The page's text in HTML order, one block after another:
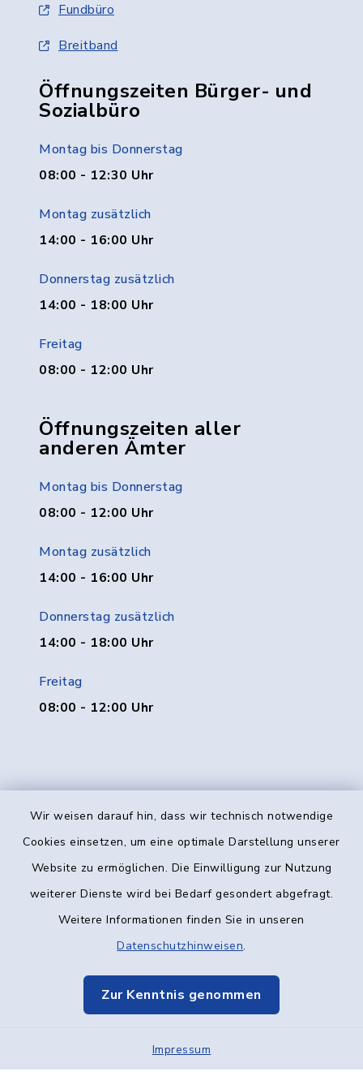
Wir weisen darauf hin, dass wir technisch notwendige
Cookies einsetzen, um eine optimale Darstellung unserer
Website zu ermöglichen. Die Einwilligung zur Nutzung
weiterer Dienste wird bei Bedarf gesondert abgefragt.
Weitere Informationen finden Sie in unseren
Datenschutzhinweisen.
Zur Kenntnis genommen
Impressum
Fundbüro
Breitband
Öffnungszeiten Bürger- und
Sozialbüro
Montag bis Donnerstag
08:00 - 12:30 Uhr
Montag zusätzlich
14:00 - 16:00 Uhr
Donnerstag zusätzlich
14:00 - 18:00 Uhr
Freitag
08:00 - 12:00 Uhr
Öffnungszeiten aller
anderen Ämter
Montag bis Donnerstag
08:00 - 12:00 Uhr
Montag zusätzlich
14:00 - 16:00 Uhr
Donnerstag zusätzlich
14:00 - 18:00 Uhr
Freitag
08:00 - 12:00 Uhr
Kontakt
Datenschutz
Elektronische Kommunikation
Sitemap